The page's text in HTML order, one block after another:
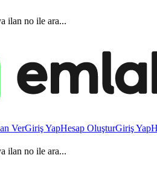
ilan no ile ara...
VerGiriş YapHesap OluşturGiriş Yap
ilan no ile ara...